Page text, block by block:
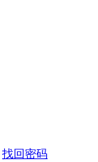
找回密码